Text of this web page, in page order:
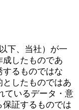
下、当社）が一
したものであ
するものではな
としたものではあ
ているデータ・意
保証するものでは